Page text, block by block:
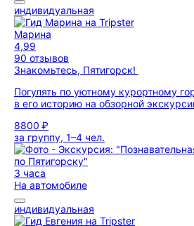
индивидуальная
Марина
4,99
90 отзывов
Знакомьтесь, Пятигорск!
Погулять по уютному курортному
в его историю на обзорной
8800 ₽
за группу, 1–4 чел.
3 часа
На автомобиле
индивидуальная